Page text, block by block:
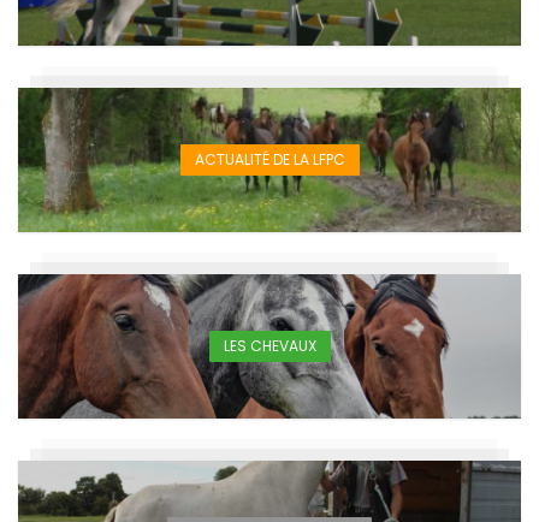
ACTUALITÉ DE LA LFPC
LES CHEVAUX